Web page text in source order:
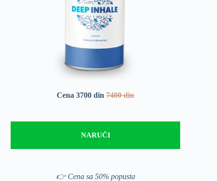
Cena 3700 din7400 din
NARUČI
👉 Cena sa 50% popusta